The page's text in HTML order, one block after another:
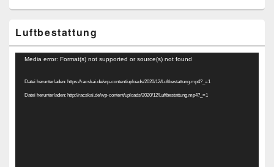
Luftbestattung
Video-
Media error: Format(s) not supported or source(s) not found
Datei herunterladen: https://racskai.de/wp-content/uploads/2020/12/Luftbestattung.mp4?_=1
Datei herunterladen: http://racskai.de/wp-content/uploads/2020/12/Luftbestattung.mp4?_=1